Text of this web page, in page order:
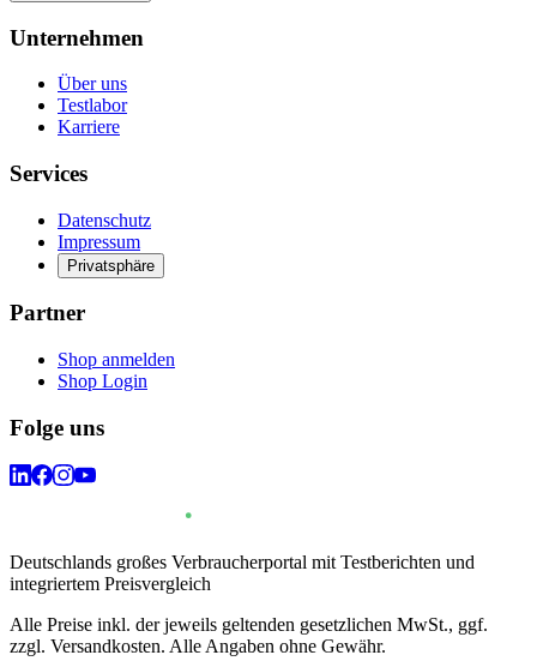
Unternehmen
Über uns
Testlabor
Karriere
Services
Datenschutz
Impressum
Privatsphäre
Partner
Shop anmelden
Shop Login
Folge uns
Deutschlands großes Verbraucherportal mit Testberichten und
integriertem Preisvergleich
Alle Preise inkl. der jeweils geltenden gesetzlichen MwSt., ggf.
zzgl. Versandkosten. Alle Angaben ohne Gewähr.